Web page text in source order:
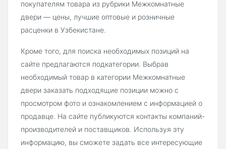
покупателям товара из рубрики Межкомнатные
двери — цены, лучшие оптовые и розничные
расценки в Узбекистане.
Кроме того, для поиска необходимых позиций на
сайте предлагаются подкатегории. Выбрав
необходимый товар в категории Межкомнатные
двери заказать подходящие позиции можно с
просмотром фото и ознакомлением с информацией о
продавце. На сайте публикуются контакты компаний-
производителей и поставщиков. Используя эту
информацию, вы сможете задать все интересующие